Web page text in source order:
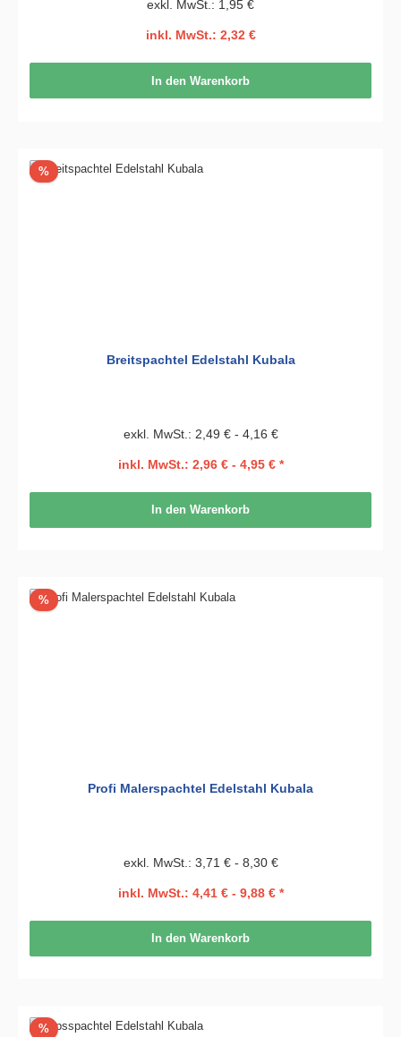
exkl. MwSt.: 1,95 €
inkl. MwSt.: 2,32 €
In den Warenkorb
%Rabatt
Breitspachtel Edelstahl Kubala
exkl. MwSt.: 2,49 € - 4,16 €
inkl. MwSt.: 2,96 € - 4,95 € *
In den Warenkorb
%Rabatt
Profi Malerspachtel Edelstahl Kubala
exkl. MwSt.: 3,71 € - 8,30 €
inkl. MwSt.: 4,41 € - 9,88 € *
In den Warenkorb
%Rabatt